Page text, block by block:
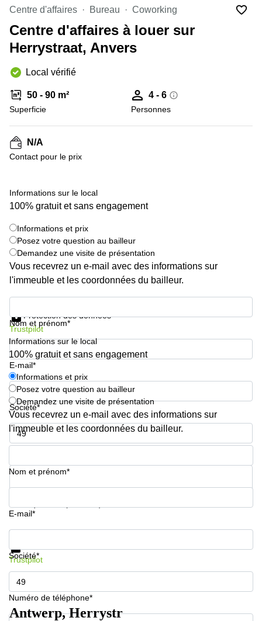
la
Wavre
Centre
d'affaires
Anvers
Centre
Gand
Centre
d'affaires
Ville de
Bruxelles
Coworking
Ixelles
Namur
Coworking
Salle de
conférence
Bruxelles
Centre d'affaires Bureau Coworking
Centre d'affaires à louer sur
Herrystraat, Anvers
Local vérifié
50 - 90 m²
Superficie
4 - 6
Personnes
N/A
Contact pour le prix
Informations sur le local
100% gratuit et sans engagement
Informations et prix
Posez votre question au bailleur
Demandez une visite de présentation
Vous recevrez un e-mail avec des informations sur
l'immeuble et les coordonnées du bailleur.
Nom et prénom*
E-mail*
Société*
Numéro de téléphone*
Protection des données
Trustpilot
Informations sur le local
100% gratuit et sans engagement
Informations et prix
Posez votre question au bailleur
Demandez une visite de présentation
Vous recevrez un e-mail avec des informations sur
l'immeuble et les coordonnées du bailleur.
Nom et prénom*
E-mail*
Société*
Numéro de téléphone*
Informations et prix
Trustpilot
Antwerp, Herrystr